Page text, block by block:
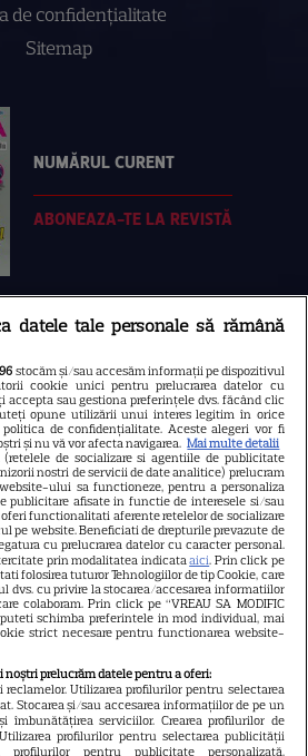
de confidenţialitate
Sitemap
NUMĂRUL CURENT
ABONEAZA-TE LA REVISTĂ
Libertatea
pentru femei
GSP
Știri mondene
Avantaje
Elle
Unica
practice
NE PE
Romania – Toate Drepturile rezervate
datele tale personale să rămână
stocăm și/sau accesăm informații pe dispozitivul
cookie unici pentru prelucrarea datelor cu
accepta sau gestiona preferințele dvs. făcând clic
opune utilizării unui interes legitim în orice
de confidențialitate. Aceste alegeri vor fi
și nu vă vor afecta navigarea. Mai multe detalii
de socializare si agentiile de publicitate
nostri de servicii de date analitice) prelucram
ului sa functioneze, pentru a personaliza
afisate in functie de interesele si/sau
oferi functionalitati aferente retelelor de socializare
pe website. Beneficiati de drepturile prevazute de
cu prelucrarea datelor cu caracter personal.
prin modalitatea indicataaici. Prin click pe
folosirea tuturor Tehnologiilor de tip Cookie, care
dvs. cu privire la stocarea/accesarea informatiilor
colaboram. Prin click pe “VREAU SA MODIFIC
puteti schimba preferintele in mod individual, mai
strict necesare pentru functionarea website-
noștri prelucrăm datele pentru a oferi:
reclamelor. Utilizarea profilurilor pentru selectarea
Stocarea și/sau accesarea informațiilor de pe un
îmbunătățirea serviciilor. Crearea profilurilor de
profilurilor pentru selectarea publicității
profilurilor pentru publicitate personalizată.